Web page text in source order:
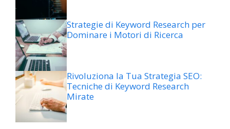
Strategie di Keyword Research per
Dominare i Motori di Ricerca
Rivoluziona la Tua Strategia SEO:
Tecniche di Keyword Research
Mirate